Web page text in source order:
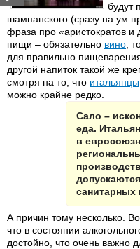
будут
шампанского (сразу на ум
фраза про «аристократов
пищи – обязательно вино ,
для правильно
другой напиток такой же
смотря на то, что итальянцы
можно крайне редко.
Сало –
еда.
в
санитарных
А причин тому несколько.
что в состоянии
достойно, что очень важно